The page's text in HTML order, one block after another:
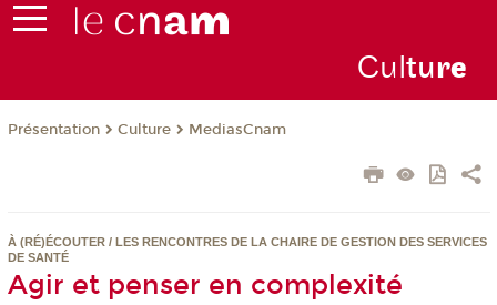
Culture
Présentation Culture MediasCnam
À (RÉ)ÉCOUTER / LES RENCONTRES DE LA CHAIRE DE GESTION DES SERVICES
DE SANTÉ
Agir et penser en complexité